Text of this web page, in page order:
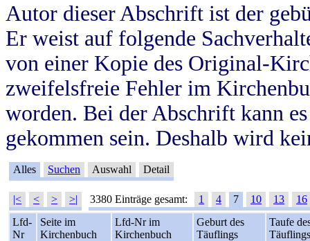
Autor dieser Abschrift ist der
Er weist auf folgende
von einer Kopie des Original-
zweifelsfreie Fehler im
worden. Bei der Abschrift kann
gekommen sein. Deshalb wird
Alles Suchen Auswahl Detail
|< < > >| 3380 Einträge gesamt: 1 4 7 10 13
16
Lfd-
Nr
Seite im
Kirchenbuch
Lfd-Nr im
Kirchenbuch
Geburt des
Täuflings
Taufe
Täuflings